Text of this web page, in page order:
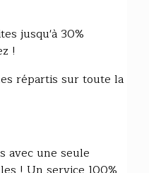
jusqu'à 30%
!
répartis sur toute la
avec une seule